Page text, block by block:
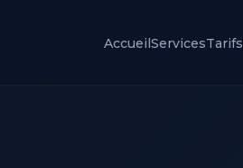
AccueilServicesTarifs